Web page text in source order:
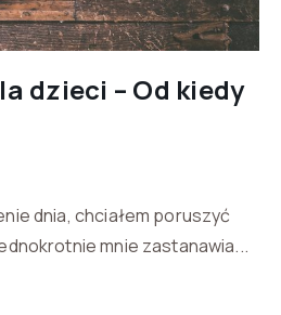
dzieci – Od kiedy
dnia, chciałem poruszyć
mnie zastanawia...